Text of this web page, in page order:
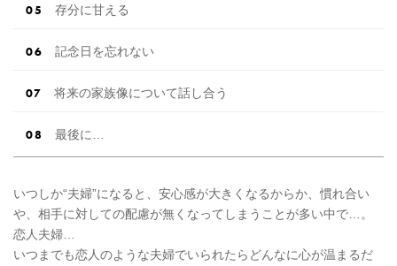
存分に甘える
記念日を忘れない
将来の家族像について話し合う
最後に…
いつしか“夫婦”になると、安心感が大きくなるからか、慣れ合い
や、相手に対しての配慮が無くなってしまうことが多い中で…。
恋人夫婦…
いつまでも恋人のような夫婦でいられたらどんなに心が温まるだ